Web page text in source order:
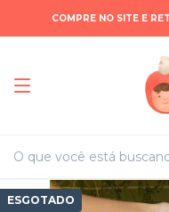
COMPRE NO SITE E
ESGOTADO